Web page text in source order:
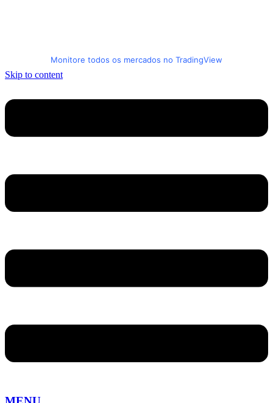
Monitore todos os mercados no TradingView
Skip to content